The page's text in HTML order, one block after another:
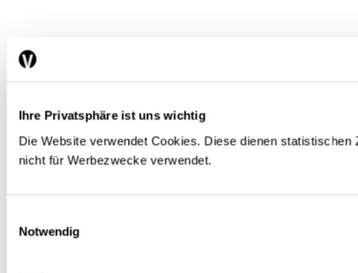
Ihre Privatsphäre ist uns wichtig
Die Website verwendet Cookies. Diese dienen
nicht für Werbezwecke verwendet.
Notwendig